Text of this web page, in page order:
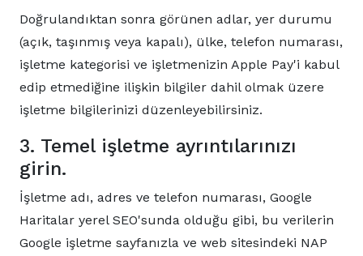
Doğrulandıktan sonra görünen adlar, yer durumu
(açık, taşınmış veya kapalı), ülke, telefon numarası,
işletme kategorisi ve işletmenizin Apple Pay'i kabul
edip etmediğine ilişkin bilgiler dahil olmak üzere
işletme bilgilerinizi düzenleyebilirsiniz.
3. Temel işletme ayrıntılarınızı
girin.
İşletme adı, adres ve telefon numarası, Google
Haritalar yerel SEO'sunda olduğu gibi, bu verilerin
Google işletme sayfanızla ve web sitesindeki NAP